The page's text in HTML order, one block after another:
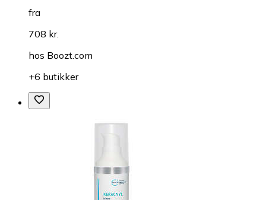
fra
708 kr.
hos Boozt.com
+6 butikker